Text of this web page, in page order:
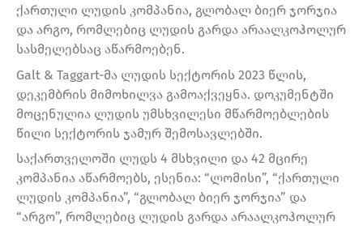
ქართული ლუდის კომპანია, გლობალ ბიერ ჯორჯია
და არგო, რომლებიც ლუდის გარდა არაალკოჰოლურ
სასმელებსაც აწარმოებენ.
Galt & Taggart-მა ლუდის სექტორის 2023 წლის,
დეკემბრის მიმოხილვა გამოაქვეყნა. დოკუმენტში
მოცენულია ლუდის უმსხვილესი მწარმოებლების
წილი სექტორის ჯამურ შემოსავლებში.
საქართველოში ლუდს 4 მსხვილი და 42 მცირე
კომპანია აწარმოებს, ესენია: “ლომისი”, “ქართული
ლუდის კომპანია”, “გლობალ ბიერ ჯორჯია” და
“არგო”, რომლებიც ლუდის გარდა არაალკოჰოლურ